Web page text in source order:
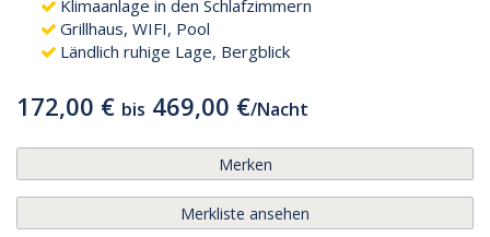
Klimaanlage in den Schlafzimmern
Grillhaus, WIFI, Pool
Ländlich ruhige Lage, Bergblick
172,00 € bis 469,00 €/Nacht
Merken
Merkliste ansehen